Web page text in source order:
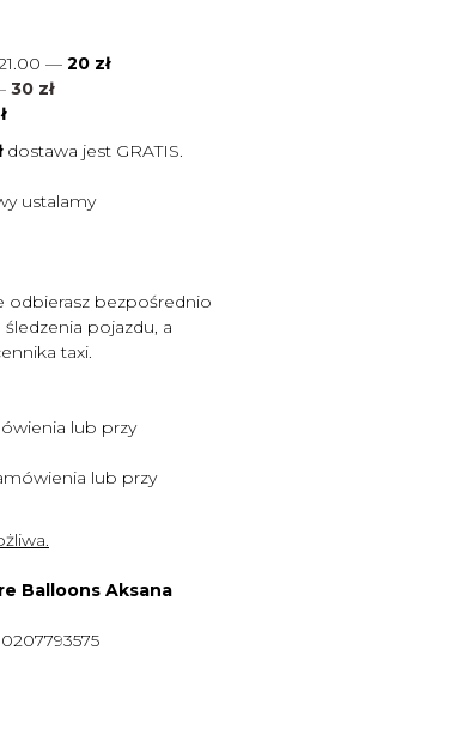
— 20 zł
30 zł
dostawa jest GRATIS.
ustalamy
odbierasz bezpośrednio
pojazdu, a
taxi.
lub przy
lub przy
Balloons Aksana